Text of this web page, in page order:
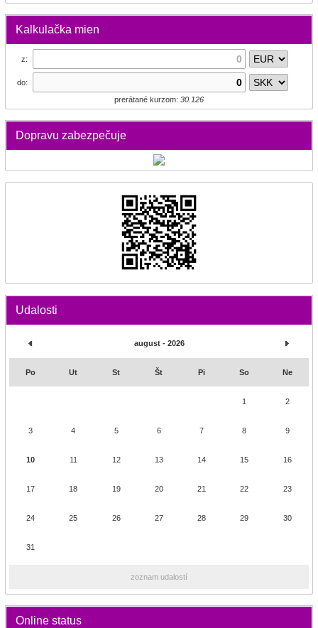
Kalkulačka mien
z:
do:
prerátané kurzom: 30.126
Dopravu zabezpečuje
Udalosti
august - 2026
Po Ut St Št Pi So Ne
1 2
3 4 5 6 7 8 9
10 11 12 13 14 15 16
17 18 19 20 21 22 23
24 25 26 27 28 29 30
31
zoznam udalostí
Online status